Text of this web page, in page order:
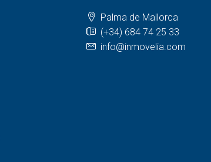
Palma de Mallorca
(+34) 684 74 25 33
info@inmovelia.com